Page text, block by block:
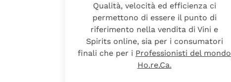
Qualità, velocità ed efficienza ci
permettono di essere il punto di
riferimento nella vendita di Vini e
Spirits online, sia per i consumatori
finali che per i Professionisti del mondo
Ho.re.Ca.